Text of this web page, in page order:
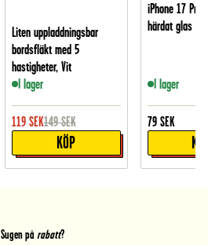
Liten uppladdningsbar
bordsfläkt med 5
hastigheter, Vit
I lager
119 SEK149 SEK
KÖP
iPhone 17 Pro
härdat glas
I lager
79 SEK
Sugen på rabatt?